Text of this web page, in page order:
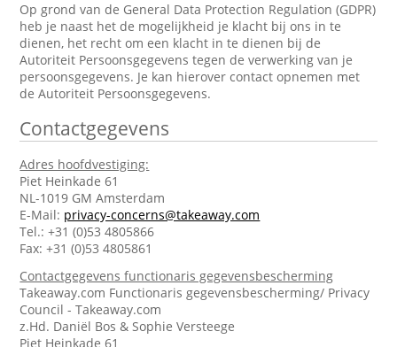
Op grond van de General Data Protection Regulation (GDPR)
heb je naast het de mogelijkheid je klacht bij ons in te
dienen, het recht om een klacht in te dienen bij de
Autoriteit Persoonsgegevens tegen de verwerking van je
persoonsgegevens. Je kan hierover contact opnemen met
de Autoriteit Persoonsgegevens.
Contactgegevens
Adres hoofdvestiging:
Piet Heinkade 61
NL-1019 GM Amsterdam
E-Mail: privacy-concerns@takeaway.com
Tel.: +31 (0)53 4805866
Fax: +31 (0)53 4805861
Contactgegevens functionaris gegevensbescherming
Takeaway.com Functionaris gegevensbescherming/ Privacy
Council - Takeaway.com
z.Hd. Daniël Bos & Sophie Versteege
Piet Heinkade 61